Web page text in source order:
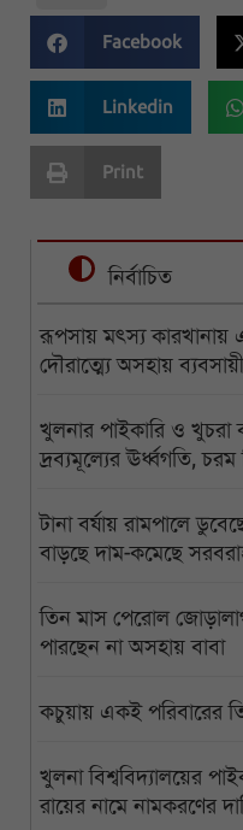
Facebook
Linkedin
Print
নির্বাচিত
রূপসায় মৎস্য
দৌরাত্ম্যে অসহায়
খুলনার পাইকারি ও খুচরা
দ্রব্যমূল্যের ঊর্ধ্বগতি,
টানা বর্ষায় রামপালে
বাড়ছে দাম-কমেছে
তিন মাস পেরোল
পারছেন না অসহায় বাবা
কচুয়ায় একই পরিবারের
খুলনা বিশ্ববিদ্যালয়ের
রায়ের নামে নামকরণের